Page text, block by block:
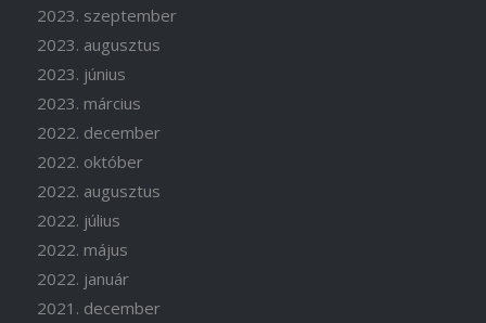
2023. szeptember
2023. augusztus
2023. június
2023. március
2022. december
2022. október
2022. augusztus
2022. július
2022. május
2022. január
2021. december